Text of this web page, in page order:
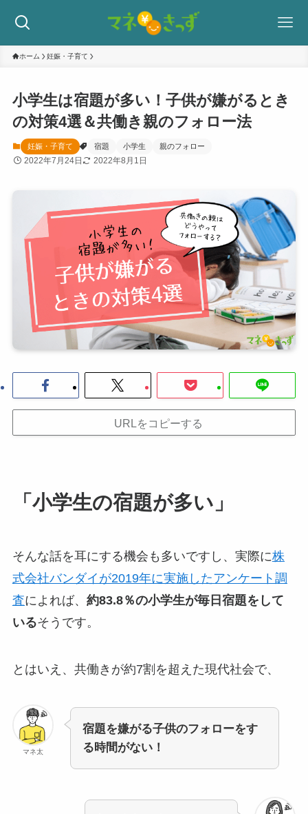
ホーム 妊娠・子育て
小学生は宿題が多い！子供が嫌がるとき
の対策4選＆共働き親のフォロー法
妊娠・子育て 宿題 小学生 親のフォロー
2022年7月24日 2022年8月1日
URLをコピーする
「小学生の宿題が多い」
そんな話を耳にする機会も多いですし、実際に株
式会社バンダイが2019年に実施したアンケート調
査によれば、 約83.8％の小学生が毎日宿題をして
いるそうです。
とはいえ、共働きが約7割を超えた現代社会で、
マネ太
宿題を嫌がる子供のフォローをす
る時間がない！